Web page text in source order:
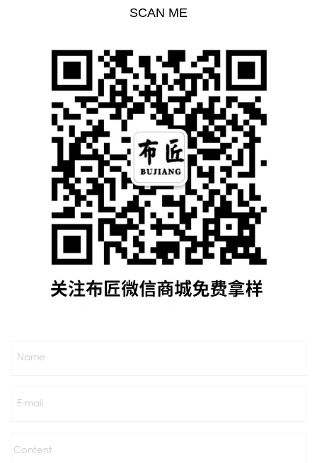
SCAN ME
Name
E-mail
Content